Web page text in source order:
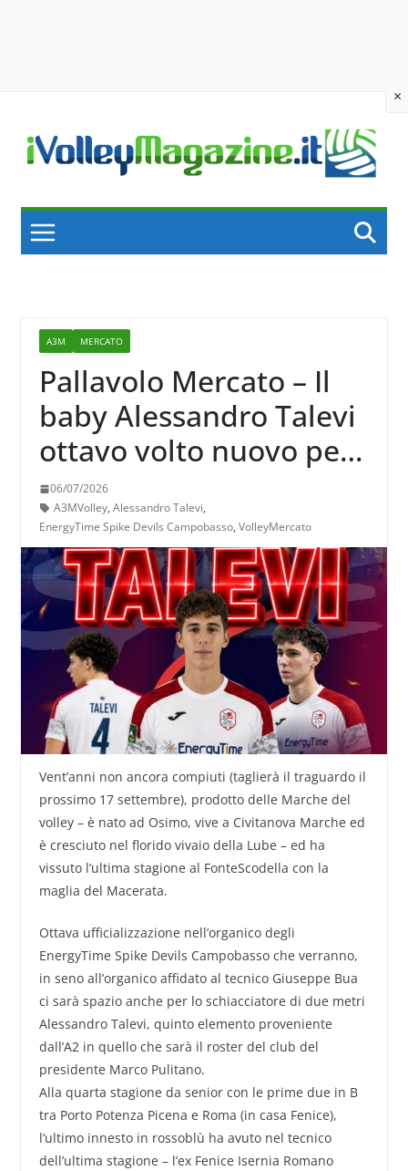
×
content
A3M MERCATO
Pallavolo Mercato – Il
baby Alessandro Talevi
ottavo volto nuovo per
Campobasso
06/07/2026
A3MVolley, Alessandro Talevi,
EnergyTime Spike Devils Campobasso, VolleyMercato
Vent’anni non ancora compiuti (taglierà il traguardo il
prossimo 17 settembre), prodotto delle Marche del
volley – è nato ad Osimo, vive a Civitanova Marche ed
è cresciuto nel florido vivaio della Lube – ed ha
vissuto l’ultima stagione al FonteScodella con la
maglia del Macerata.
Ottava ufficializzazione nell’organico degli
EnergyTime Spike Devils Campobasso che verranno,
in seno all’organico affidato al tecnico Giuseppe Bua
ci sarà spazio anche per lo schiacciatore di due metri
Alessandro Talevi, quinto elemento proveniente
dall’A2 in quello che sarà il roster del club del
presidente Marco Pulitano.
Alla quarta stagione da senior con le prime due in B
tra Porto Potenza Picena e Roma (in casa Fenice),
l’ultimo innesto in rossoblù ha avuto nel tecnico
dell’ultima stagione – l’ex Fenice Isernia Romano